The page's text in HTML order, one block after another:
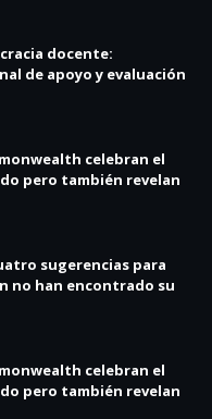
docente:
de apoyo y evaluación
celebran el
pero también revelan
sugerencias para
no han encontrado su
celebran el
pero también revelan